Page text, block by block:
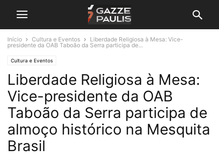
Início Cultura e Eventos
Liberdade Religiosa à Mesa: Vice-
presidente da OAB Taboão da Serra participa de...
Cultura e Eventos
Liberdade Religiosa à Mesa:
Vice-presidente da OAB
Taboão da Serra participa de
almoço histórico na Mesquita
Brasil